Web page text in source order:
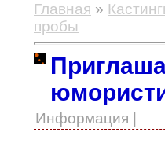
Главная »
пробы
Информация |